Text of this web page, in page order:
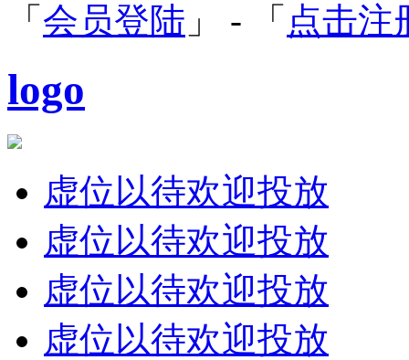
「 会员登陆 」 - 「 点击注
logo
虚位以待欢迎投放
虚位以待欢迎投放
虚位以待欢迎投放
虚位以待欢迎投放